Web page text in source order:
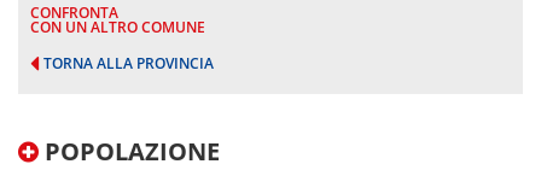
CONFRONTA
CON UN ALTRO COMUNE
TORNA ALLA PROVINCIA
POPOLAZIONE